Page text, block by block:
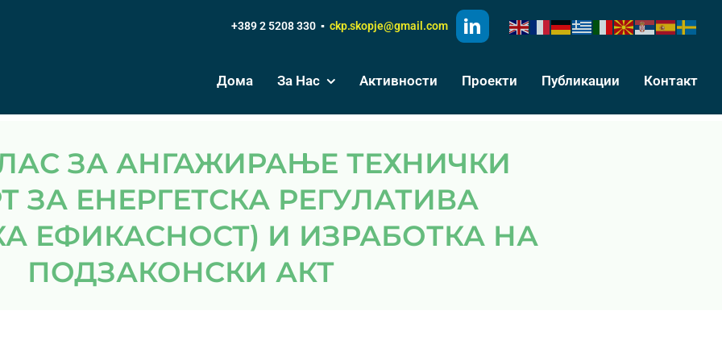
+389 2 5208 330 ▪ ckp.skopje@gmail.com
Дома За Нас Активности Проекти Публикации Контакт
ЗА ЕНЕРГЕТСКА РЕГУЛАТИВА
ЕФИКАСНОСТ) И ИЗРАБОТКА НА
ПОДЗАКОНСКИ АКТ